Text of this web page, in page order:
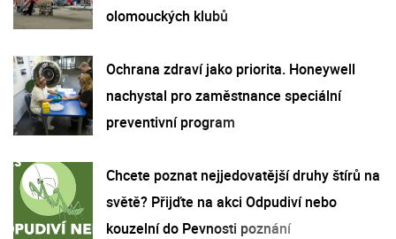
olomouckých klubů
Ochrana zdraví jako priorita. Honeywell
nachystal pro zaměstnance speciální
preventivní program
Chcete poznat nejjedovatější druhy štírů na
světě? Přijďte na akci Odpudiví nebo
kouzelní do Pevnosti poznání